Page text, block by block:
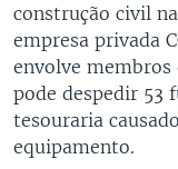
construção civil
empresa privada
envolve membros
pode despedir 53
tesouraria
equipamento.